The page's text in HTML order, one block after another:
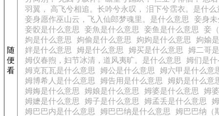
随
便
看
羽翼， 高飞兮相追。长吟兮永叹， 泪下兮霑衣。是什么
妾身愿作巫山云，飞入仙郎梦魂里。是什么意思
妾身
妾骹是什么意思
妾魚是什么意思 妾鱼是什么意思
妾
姁是什么意思
姁偷是什么意思 姁姁是什么意思
姁媮
姅是什么意思
姆是什么意思 姆买是什么意思
姆二哥
姆仪春煦，妇节冰清，道风夷旷。是什么意思
姆们是
姆克瓦瓦是什么意思
姆公是什么意思
姆六甲是什么意
姆博希人是什么意思
姆告用是什么意思
姆奶是什么意
姆娒是什么意思
姆娘是什么意思 姆婆是什么意思
姆
姆嬷是什么意思
姆子是什么意思 姆孟丢是什么意思
姆巴巴内是什么意思
姆巴巴纳是什么意思
姆巴巴纳（